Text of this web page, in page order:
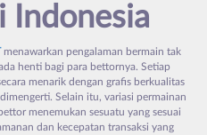
Indonesia
menawarkan pengalaman bermain tak
henti bagi para bettornya. Setiap
menarik dengan grafis berkualitas
Selain itu, variasi permainan
menemukan sesuatu yang sesuai
dan kecepatan transaksi yang